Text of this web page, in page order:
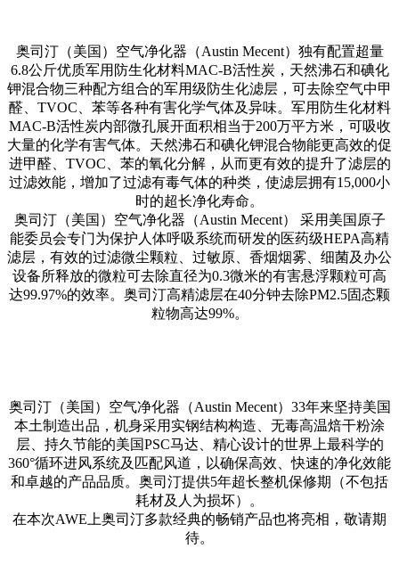
奥司汀（美国）空气净化器（Austin Mecent）独有配置超量
6.8公斤优质军用防生化材料MAC-B活性炭，天然沸石和碘化
钾混合物三种配方组合的军用级防生化滤层，可去除空气中甲
醛、TVOC、苯等各种有害化学气体及异味。军用防生化材料
MAC-B活性炭内部微孔展开面积相当于200万平方米，可吸收
大量的化学有害气体。天然沸石和碘化钾混合物能更高效的促
进甲醛、TVOC、苯的氧化分解，从而更有效的提升了滤层的
过滤效能，增加了过滤有毒气体的种类，使滤层拥有15,000小
时的超长净化寿命。
奥司汀（美国）空气净化器（Austin Mecent） 采用美国原子
能委员会专门为保护人体呼吸系统而研发的医药级HEPA高精
滤层，有效的过滤微尘颗粒、过敏原、香烟烟雾、细菌及办公
设备所释放的微粒可去除直径为0.3微米的有害悬浮颗粒可高
达99.97%的效率。奥司汀高精滤层在40分钟去除PM2.5固态颗
粒物高达99%。
奥司汀（美国）空气净化器（Austin Mecent）33年来坚持美国
本土制造出品，机身采用实钢结构构造、无毒高温焙干粉涂
层、持久节能的美国PSC马达、精心设计的世界上最科学的
360°循环进风系统及匹配风道，以确保高效、快速的净化效能
和卓越的产品品质。奥司汀提供5年超长整机保修期（不包括
耗材及人为损坏）。
在本次AWE上奥司汀多款经典的畅销产品也将亮相，敬请期
待。